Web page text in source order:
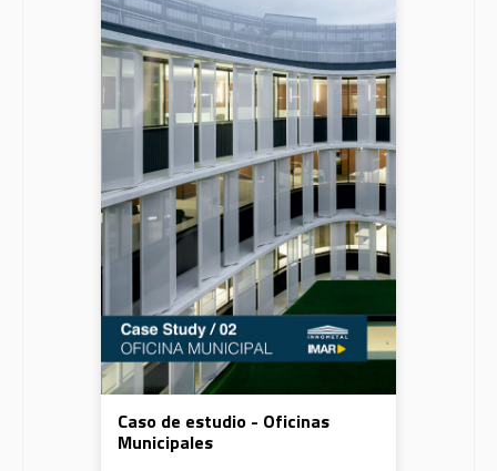
Caso de estudio - Oficinas
Municipales